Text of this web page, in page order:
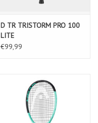
D TR TRISTORM PRO 100
LITE
€99,99